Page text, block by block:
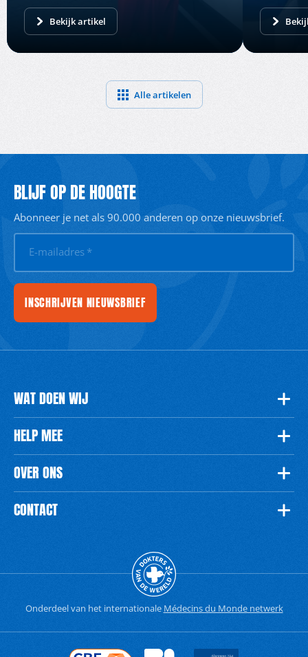
Bekijk artikel
Alle artikelen
BLIJF OP DE HOOGTE
Abonneer je net als 90.000 anderen op onze nieuwsbrief.
E-mailadres *
INSCHRIJVEN NIEUWSBRIEF
WAT DOEN WIJ
HELP MEE
OVER ONS
CONTACT
Onderdeel van het internationale Médecins du Monde netwerk